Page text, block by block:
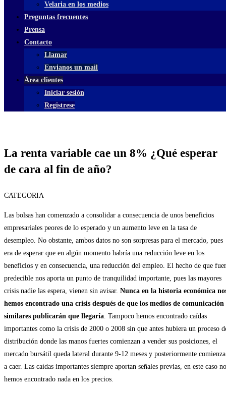
Velaria en los medios
Preguntas frecuentes
Prensa
Contacto
Llamar
Envianos un mail
Área clientes
Iniciar sesión
Registrese
La renta variable cae un 8% ¿Qué esperar
de cara al fin de año?
CATEGORIA
Las bolsas han comenzado a consolidar a consecuencia de unos beneficios
empresariales peores de lo esperado y un aumento leve en la tasa de
desempleo. No obstante, ambos datos no son sorpresas para el mercado, pues
era de esperar que en algún momento habría una reducción leve en los
beneficios y en consecuencia, una reducción del empleo. El hecho de que
predecible nos aporta un punto de tranquilidad importante, pues las mayores
crisis nadie las espera, vienen sin avisar. Nunca en la historia económica
hemos encontrado una crisis después de que los medios de comunicación
similares publicarán que llegaría. Tampoco hemos encontrado caídas
importantes como la crisis de 2000 o 2008 sin que antes hubiera un proceso
distribución donde las manos fuertes comienzan a vender sus posiciones, el
mercado bursátil queda lateral durante 9-12 meses y posteriormente comienza
a caer. Las caídas importantes siempre aportan señales previas, en este caso no
hemos encontrado nada en los precios.